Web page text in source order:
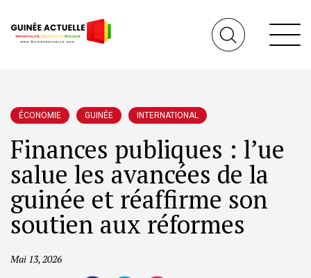
ÉCONOMIE GUINÉE INTERNATIONAL
Finances publiques : l’ue
salue les avancées de la
guinée et réaffirme son
soutien aux réformes
Mai 13, 2026